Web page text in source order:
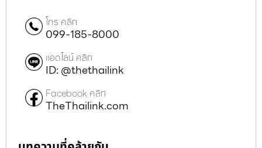
โทร คลิก
099-185-8000
แอดไลน์ คลิก
ID: @thethailink
Facebook คลิก
TheThailink.com